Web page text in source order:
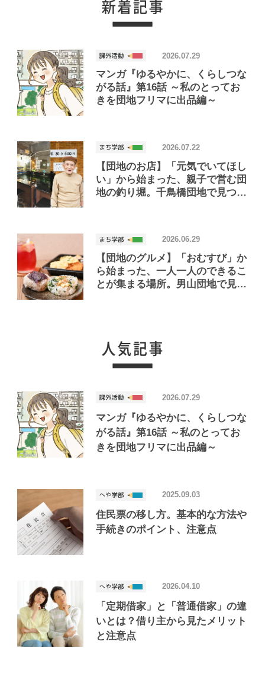
マンガ『ゆるやかに、くらしつな
がる話』第16話 ～私のとってお
きを団地フリマに出品編～
2026.07.29
【団地のお店】「元気でいてほし
い」から始まった、親子で営む団
地の釣り堀。千鳥橋団地で見つけ
2026.07.22
【団地のグルメ】「おむすび」か
ら始まった、一人一人のできるこ
とが集まる場所。男山団地で見つ
2026.06.29
マンガ『ゆるやかに、くらしつな
がる話』第16話 ～私のとってお
きを団地フリマに出品編～
2026.07.29
住民票の移し方。基本的な方法や
手続きのポイント、注意点
2025.09.03
「定期借家」と「普通借家」の違
いとは？借り主から見たメリット
と注意点
2026.04.10